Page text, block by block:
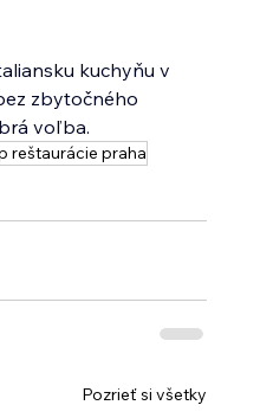
kuchyňu v
zbytočného
voľba.
reštaurácie praha
Pozrieť si všetky